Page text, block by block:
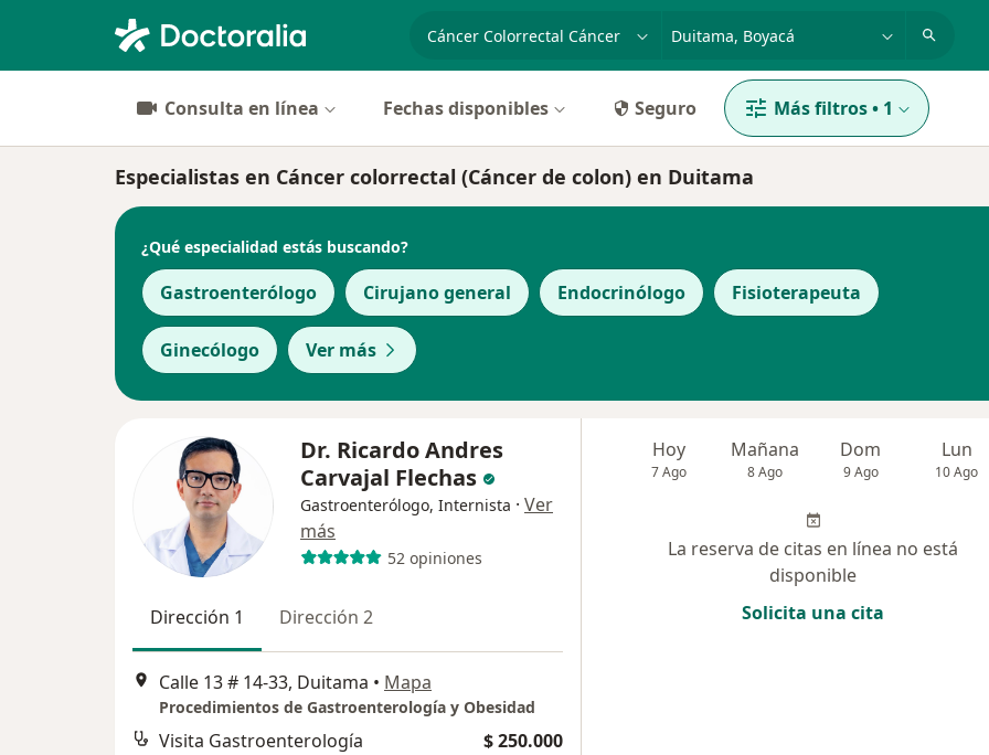
especialidad, enfermedad o nombre
Consulta en línea Fechas disponibles Seguro Más filtros• 1
Especialistas en Cáncer colorrectal (Cáncer de colon) en Duitama
¿Qué especialidad estás buscando?
Gastroenterólogo Cirujano general Endocrinólogo Fisioterapeuta
Ginecólogo Ver más
Dr. Ricardo Andres
Carvajal Flechas
Gastroenterólogo, Internista · Ver
más
52 opiniones
Dirección 1 Dirección 2
Calle 13 # 14-33, Duitama • Mapa
Procedimientos de Gastroenterología y Obesidad
Visita Gastroenterología $ 250.000
Hoy
7 Ago
Mañana
8 Ago
Dom
9 Ago
Lun
10 Ago
La reserva de citas en línea no está
disponible
Solicita una cita